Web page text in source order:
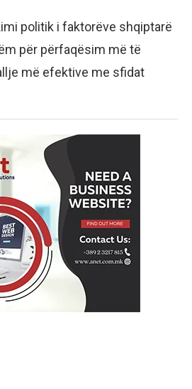
politik i faktorëve shqiptarë
për përfaqësim më të
më efektive me sfidat